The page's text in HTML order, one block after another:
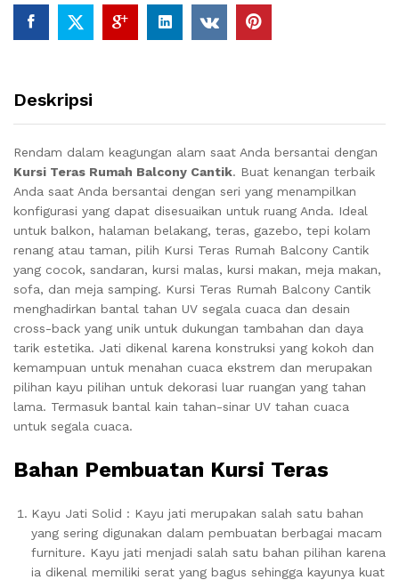
Deskripsi
Rendam dalam keagungan alam saat Anda bersantai dengan
Kursi Teras Rumah Balcony Cantik. Buat kenangan terbaik
Anda saat Anda bersantai dengan seri yang menampilkan
konfigurasi yang dapat disesuaikan untuk ruang Anda. Ideal
untuk balkon, halaman belakang, teras, gazebo, tepi kolam
renang atau taman, pilih Kursi Teras Rumah Balcony Cantik
yang cocok, sandaran, kursi malas, kursi makan, meja makan,
sofa, dan meja samping. Kursi Teras Rumah Balcony Cantik
menghadirkan bantal tahan UV segala cuaca dan desain
cross-back yang unik untuk dukungan tambahan dan daya
tarik estetika. Jati dikenal karena konstruksi yang kokoh dan
kemampuan untuk menahan cuaca ekstrem dan merupakan
pilihan kayu pilihan untuk dekorasi luar ruangan yang tahan
lama. Termasuk bantal kain tahan-sinar UV tahan cuaca
untuk segala cuaca.
Bahan Pembuatan Kursi Teras
Kayu Jati Solid : Kayu jati merupakan salah satu bahan
yang sering digunakan dalam pembuatan berbagai macam
furniture. Kayu jati menjadi salah satu bahan pilihan karena
ia dikenal memiliki serat yang bagus sehingga kayunya kuat